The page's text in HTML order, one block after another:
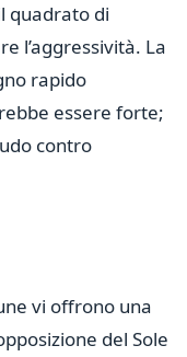
quadrato di
l’aggressività. La
rapido
essere forte;
contro
vi offrono una
del Sole